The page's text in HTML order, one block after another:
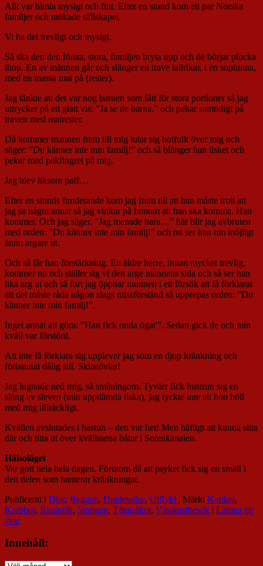
Allt var himla mysigt och fint. Efter en stund kom ett par Norska
familjer och utökade sällskapet.
Vi ha det trevligt och mysigt.
Så ska den den första, stora, familjen bryta upp och de börjar plocka
ihop. En av männen går och slänger en trave tallrikar, i en soptunna,
med en massa mat på (rester).
Jag tänkte att det var nog barnen som fått för stora portioner så jag
uttrycker på ett glatt vis: ”Ja se de barna.” och pekar samtidigt på
traven med matrester.
Då kommer mannen fram till mig lutar sig hotfullt över mig och
säger: ”Du känner inte min familj!” och så blänger han ilsket och
pekar med pekfingret på mig.
Jag blev liksom paff…
Efter en stunds funderande kom jag fram till att han måste trott att
jag sa något annat så jag vinkar på honom att han ska komma. Han
kommer. Och jag säger. ”Jag menade bara…” här blir jag avbruten
med orden: ”Du känner inte min familj!” och nu ser han om möjligt
ännu argare ut.
Och så får han förstärkning. En äldre herre, innan mycket trevlig,
kommer nu och ställer sig vi den arge mannens sida och så ser han
lika arg ut och så fort jag öppnar munnen i ett försök att få förklarat
att det måste råda någon slags missförstånd så upprepas orden: ”Du
känner inte min familj!”.
Inget annat att göra: ”Han fick onda ögat'”. Sedan gick de och min
kväll var förstörd.
Att inte få förklara sig upplever jag som en djup kränkning och
förbannat dålig stil. Skitstövlar!
Jag lugnade ned mig, så småningom. Tyvärr fick hustrun sig en
släng av sleven (min uppdämda ilska), jag tyckte inte att hon höll
med mig tillräckligt.
Kvällen avslutades i bastun – den var het! Men häftigt att kunna sitta
där och titta ut över kvällssena båtar i Sotenkanalen.
Hälsoläget
Var gott hela hela dagen. Förutom då att psyket fick sig en smäll i
den delen som hanterar kränkningar.
Publicerat i Djur, Ryggen, Upplevelse, Utflykt | Märkt Kartlav,
Krabbor, Ramsvik, Smögen, Tångräkor, Västkustbesök | Lämna ett
svar
Innehåll: